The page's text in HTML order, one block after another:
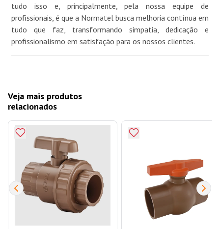
tudo isso e, principalmente, pela nossa equipe de
profissionais, é que a Normatel busca melhoria contínua em
tudo que faz, transformando simpatia, dedicação e
profissionalismo em satisfação para os nossos clientes.
Veja mais produtos
relacionados